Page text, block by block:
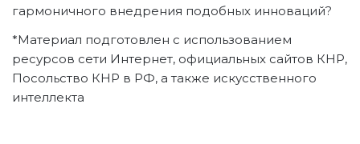
гармоничного внедрения подобных инноваций?
*Материал подготовлен с использованием
ресурсов сети Интернет, официальных сайтов КНР,
Посольство КНР в РФ, а также искусственного
интеллекта